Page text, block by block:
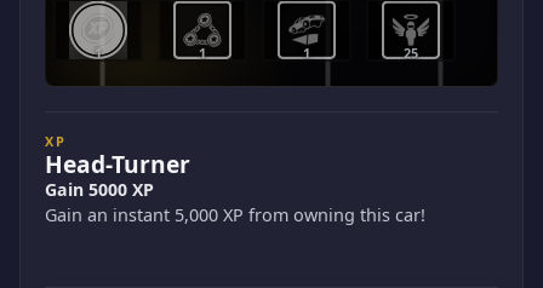
1 1 1 25
XP
Head-Turner
Gain 5000 XP
Gain an instant 5,000 XP from owning this car!